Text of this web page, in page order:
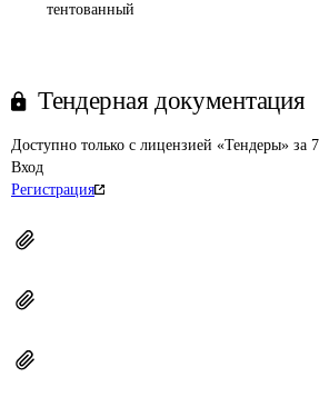
тентованный
Тендерная документация
Доступно только с лицензией «Тендеры» за
Вход
Регистрация